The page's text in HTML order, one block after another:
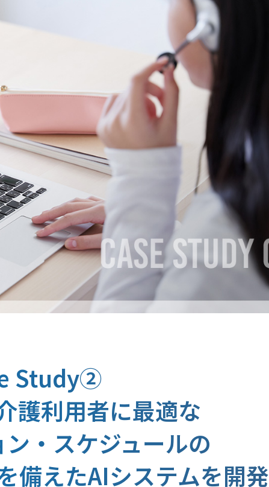
Study②
護利用者に最適な
・スケジュールの
備えたAIシステムを開発